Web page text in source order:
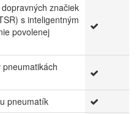
značiek
s inteligentným
povolenej
pneumatík